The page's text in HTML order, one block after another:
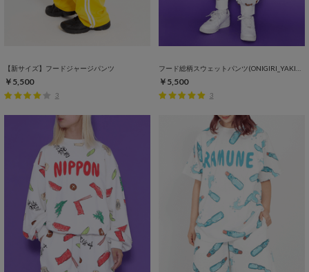
【新サイズ】フードジャージパンツ
￥5,500
3
￥5,500
3